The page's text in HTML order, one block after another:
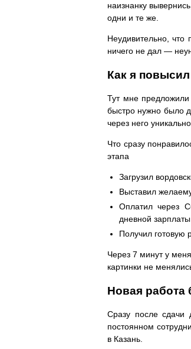
наизнанку
одни и те же.
Неудивительно, что
ничего не дал —
Как я
Тут мне предложили
быстро нужно было
через него
Что сразу
этапа
Загрузил
Выставил
Оплатил через
дневной
Получил готовую
Через 7 минут у
картинки не
Новая работа
Сразу после сдачи
постоянном
в Казань.